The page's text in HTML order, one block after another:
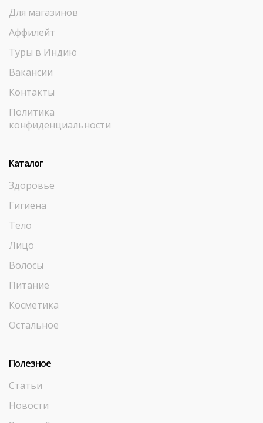
Для магазинов
Аффилейт
Туры в Индию
Вакансии
Контакты
Политика
конфиденциальности
Каталог
Здоровье
Гигиена
Тело
Лицо
Волосы
Питание
Косметика
Остальное
Полезное
Статьи
Новости